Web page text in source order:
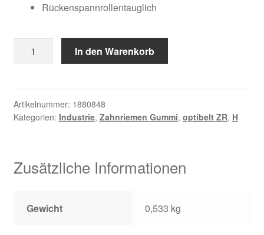
Shop
Versandarten
Wiederruf
Rückenspannrollentauglich
In den Warenkorb
Artikelnummer: 1880848
Kategorien: Industrie, Zahnriemen Gummi, optibelt ZR, H
Zusätzliche Informationen
Gewicht 0,533 kg